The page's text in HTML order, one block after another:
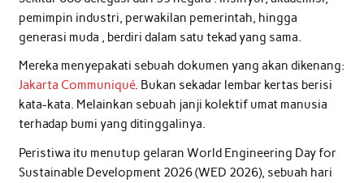
pemimpin industri, perwakilan pemerintah, hingga
generasi muda , berdiri dalam satu tekad yang sama.
Mereka menyepakati sebuah dokumen yang akan dikenang:
Jakarta Communiqué. Bukan sekadar lembar kertas berisi
kata-kata. Melainkan sebuah janji kolektif umat manusia
terhadap bumi yang ditinggalinya.
Peristiwa itu menutup gelaran World Engineering Day for
Sustainable Development 2026 (WED 2026), sebuah hari